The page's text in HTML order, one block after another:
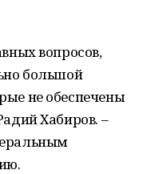
вопросов,
большой
не обеспечены
Хабиров. –